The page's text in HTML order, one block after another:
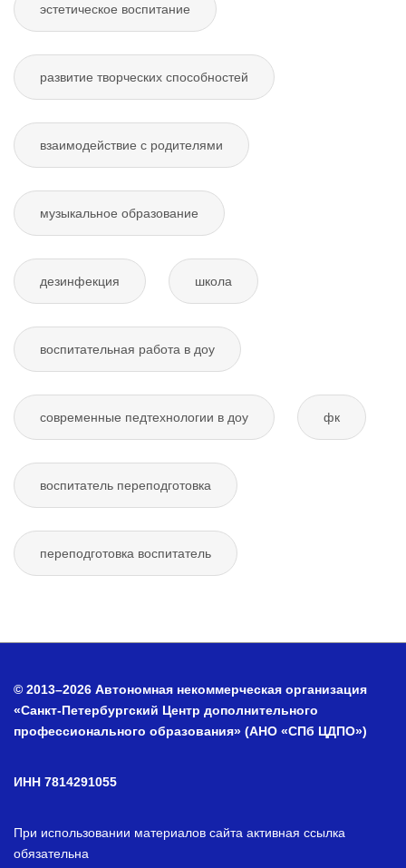
эстетическое воспитание
развитие творческих способностей
взаимодействие с родителями
музыкальное образование
дезинфекция школа
воспитательная работа в доу
современные педтехнологии в доу фк
воспитатель переподготовка
переподготовка воспитатель
© 2013–2026 Автономная некоммерческая организация
«Санкт-Петербургский Центр дополнительного
профессионального образования» (АНО «СПб ЦДПО»)
ИНН 7814291055
При использовании материалов сайта активная ссылка
обязательна